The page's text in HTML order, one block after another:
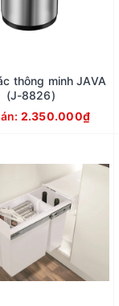
thông minh JAVA
(J-8826)
2.350.000₫